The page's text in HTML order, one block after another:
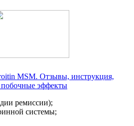
MSM. Отзывы, инструкция,
побочные эффекты
ремиссии);
системы;